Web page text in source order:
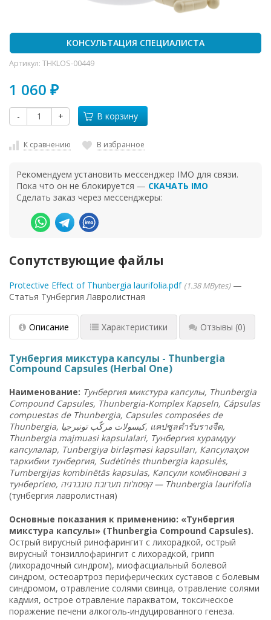
КОНСУЛЬТАЦИЯ СПЕЦИАЛИСТА
Артикул: THKLOS-00449
1 060 ₽
- + В корзину
К сравнению В избранное
Рекомендуем установить мессенджер IMO для связи.
Пока что он не блокируется — СКАЧАТЬ IMO
Сделать заказ через мессенджеры:
Сопутствующие файлы
Protective Effect of Thunbergia laurifolia.pdf 1.38 MBytes
Статья Тунбергия Лавролистная
Описание Характеристики Отзывы (0)
Тунбергия микстура капсулы - Thunbergia
Compound Capsules (Herbal One)
Наименование: Тунбергия микстура капсулы, Thunbergia
Compound Capsules, Thunbergia-Komplex Kapseln, Cápsulas
compuestas de Thunbergia, Capsules composées de
Thunbergia,
كبسولات مركّب تونبرجيا
, แคปซูลตำรับรางจืด,
Thunbergia majmuasi kapsulalari, Тунбергия курамдуу
капсулалар, Tunbergiya birləşməsi kapsulları, Капсулаҳои
таркибии тунбергия, Sudėtinės thunbergia kapsulės,
Tumbergijas kombinētās kapsulas, Капсули комбіновані з
тунбергією,
קפסולות תערובת טונברגיה — Thunbergia laurifolia
(тунбергия лавролистная)
Основные показания к применению: «Тунбергия
микстура капсулы» (Thunbergia Compound Capsules).
Острый вирусный ринофарингит с лихорадкой, острый
вирусный тонзиллофарингит с лихорадкой, грипп
(лихорадочный синдром), миофасциальный болевой
синдром, остеоартроз периферических суставов с болевым
синдромом, отравление солями свинца, отравление солями
кадмия, острое отравление паракватом, токсическое
поражение печени алкоголь-индуцированного генеза.